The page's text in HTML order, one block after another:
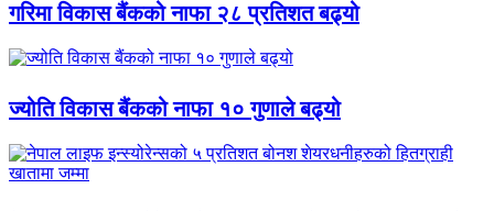
गरिमा विकास बैंकको नाफा २८ प्रतिशत बढ्यो
ज्योति विकास बैंकको नाफा १० गुणाले बढ्यो